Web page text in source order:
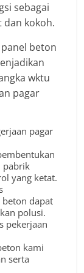
sebagai
dan kokoh.
beton
wktu
pagar
pagar
pabrik
yang ketat.
beton dapat
polusi.
pekerjaan
kami
serta